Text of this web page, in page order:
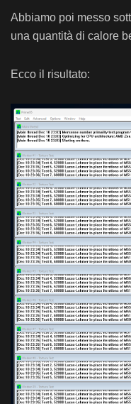
Abbiamo poi messo
una quantità di calore
Ecco il risultato: